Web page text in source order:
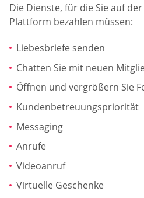
Die Dienste, für die Sie auf
Plattform bezahlen müssen:
Liebesbriefe senden
Chatten Sie mit neuen
Öffnen und vergrößern Sie
Kundenbetreuungspriorität
Messaging
Anrufe
Videoanruf
Virtuelle Geschenke